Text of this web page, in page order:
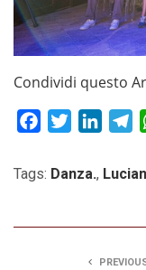
Condividi questo
FacebookTwitter
Tags: Danza.,